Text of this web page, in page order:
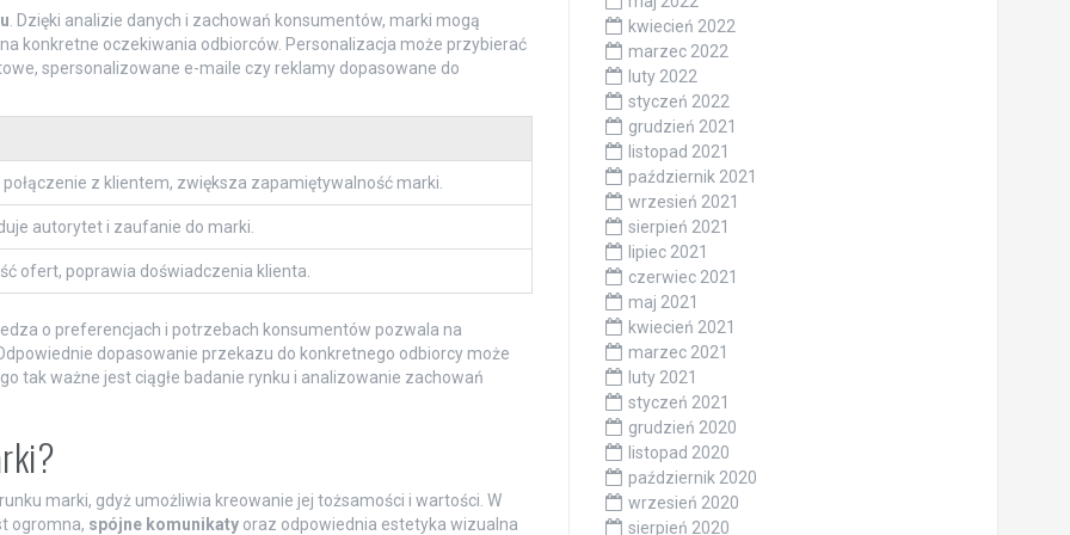
. Dzięki analizie danych i zachowań konsumentów, marki mogą
konkretne oczekiwania odbiorców. Personalizacja może przybierać
spersonalizowane e-maile czy reklamy dopasowane do
z klientem, zwiększa zapamiętywalność marki.
autorytet i zaufanie do marki.
ofert, poprawia doświadczenia klienta.
o preferencjach i potrzebach konsumentów pozwala na
dopasowanie przekazu do konkretnego odbiorcy może
tak ważne jest ciągłe badanie rynku i analizowanie zachowań
marki, gdyż umożliwia kreowanie jej tożsamości i wartości. W
ogromna, spójne komunikatyoraz odpowiednia estetyka wizualna
kwiecień 2022
marzec 2022
luty 2022
styczeń 2022
grudzień 2021
listopad 2021
październik 2021
wrzesień 2021
sierpień 2021
lipiec 2021
czerwiec 2021
maj 2021
kwiecień 2021
marzec 2021
luty 2021
styczeń 2021
grudzień 2020
listopad 2020
październik 2020
wrzesień 2020
sierpień 2020